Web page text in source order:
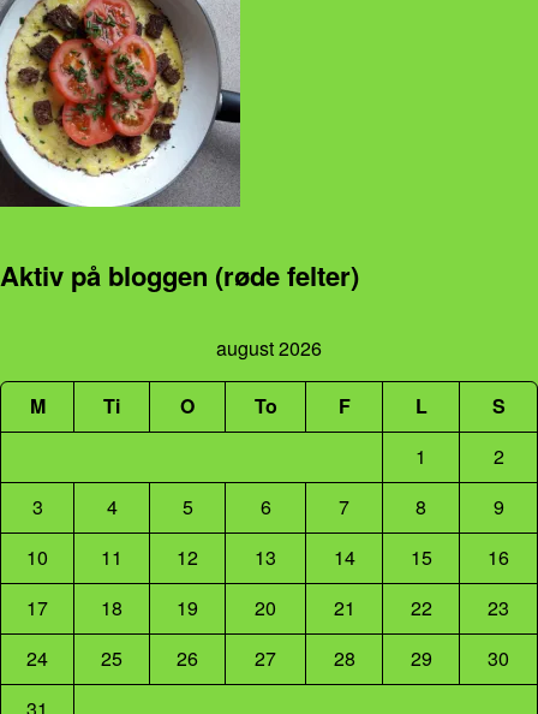
Aktiv på bloggen (røde felter)
august 2026
M Ti O To F L
S
1
2
3
4 5 6 7 8
9
10
11 12 13 14 15
16
17
18 19 20 21 22
23
24
25 26 27 28 29
30